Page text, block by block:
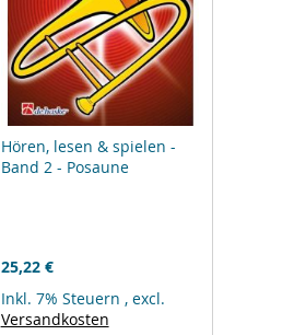
Hören, lesen & spielen -
Band 2 - Posaune
25,22 €
Inkl. 7% Steuern , excl.
Versandkosten